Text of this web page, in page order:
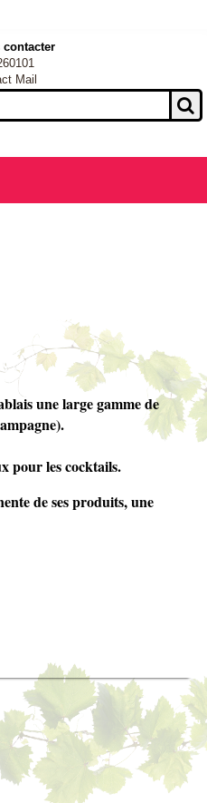
contacter
Mail
une large gamme de
pour les cocktails.
de ses produits, une